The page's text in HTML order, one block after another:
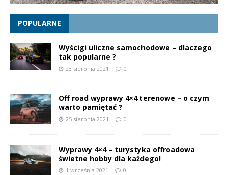
POPULARNE
Wyścigi uliczne samochodowe – dlaczego
tak popularne ?
23 sierpnia 2021 0
Off road wyprawy 4×4 terenowe – o czym
warto pamiętać ?
25 sierpnia 2021 0
Wyprawy 4×4 – turystyka offroadowa
świetne hobby dla każdego!
1 września 2021 0